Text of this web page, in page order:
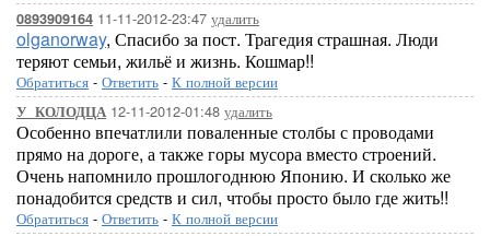
0893909164 11-11-2012-23:47 удалить
olganorway, Спасибо за пост. Трагедия страшная. Люди
теряют семьи, жильё и жизнь. Кошмар!!
Обратиться - Ответить - К полной версии
У_КОЛОДЦА 12-11-2012-01:48 удалить
Особенно впечатлили поваленные столбы с проводами
прямо на дороге, а также горы мусора вместо строений.
Очень напомнило прошлогоднюю Японию. И сколько же
понадобится средств и сил, чтобы просто было где жить!!
Обратиться - Ответить - К полной версии